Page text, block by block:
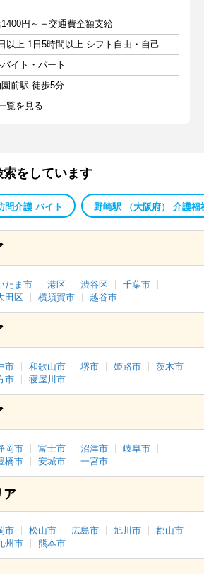
円～＋交通費全額支給
週2日以上 1日5時間以上 シフト自由・自己申告
イト・パート
前駅 徒歩5分
覧を見る
をしています
問介護 バイト 野崎駅 （大阪府） 介護福
たま市 港区 渋谷区
千葉市
田区 横須賀市 越谷市
市 和歌山市 堺市 姫路市
茨木市
市 寝屋川市
岡市 富士市 沼津市
岐阜市
橋市 安城市 一宮市
ア
市 松山市 広島市 旭川市
郡山市
州市 熊本市